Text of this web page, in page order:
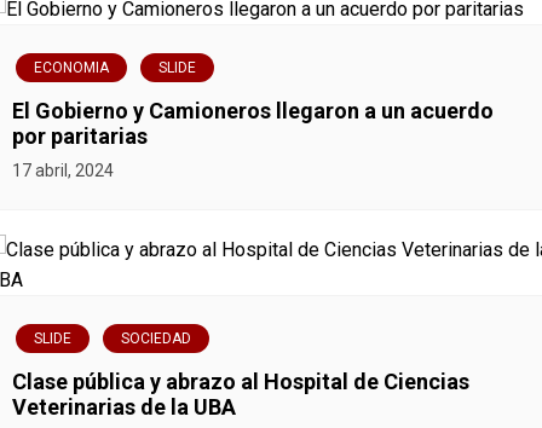
ECONOMIA SLIDE
El Gobierno y Camioneros llegaron a un acuerdo
por paritarias
17 abril, 2024
SLIDE SOCIEDAD
Clase pública y abrazo al Hospital de Ciencias
Veterinarias de la UBA